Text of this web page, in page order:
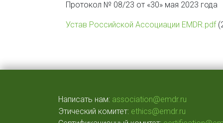
Протокол № 08/23 от «30» мая 2023 года
File
Устав Российской Ассоциации EMDR.pdf
Написать нам: association@emdr.ru
Этический комитет: ethics@emdr.ru